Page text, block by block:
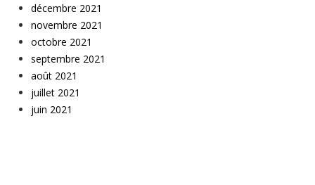
décembre 2021
novembre 2021
octobre 2021
septembre 2021
août 2021
juillet 2021
juin 2021